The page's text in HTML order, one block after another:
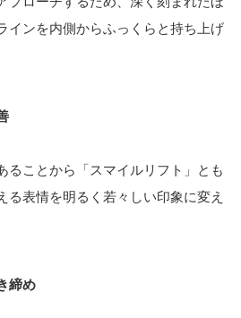
インを内側からふっくらと持ち上げ
ることから「スマイルリフト」とも
る表情を明るく若々しい印象に変え
締め